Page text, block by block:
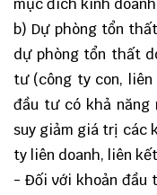
mục đích kinh
b) Dự phòng tổn
dự phòng tổn thất
tư (công ty con,
đầu tư có khả năng
suy giảm giá trị các
ty liên doanh, liên
- Đối với khoản đầu